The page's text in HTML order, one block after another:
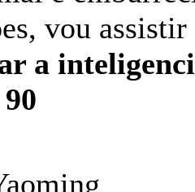
vou
a